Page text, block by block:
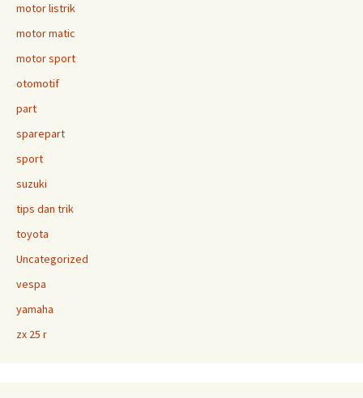
motor listrik
motor matic
motor sport
otomotif
part
sparepart
sport
suzuki
tips dan trik
toyota
Uncategorized
vespa
yamaha
zx 25 r